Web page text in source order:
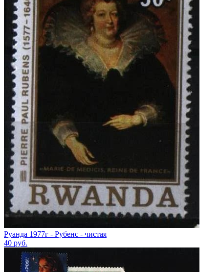
Руанда 1977г - Рубенс - чистая
40 руб.